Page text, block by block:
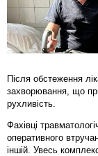
Після обстеження
захворювання, що
рухливість.
Фахівці
оперативного
іншій. Увесь